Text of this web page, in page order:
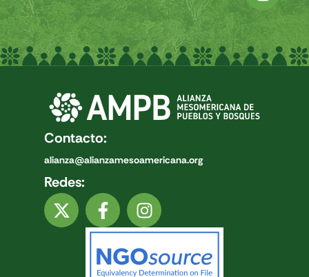
Contacto:
alianza@alianzamesoamericana.org
Redes: